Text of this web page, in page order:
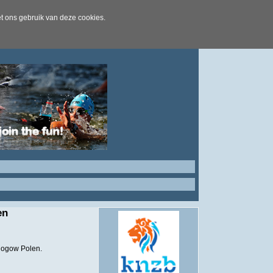
ons gebruik van deze cookies.
Polen.